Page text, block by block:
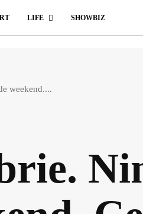
LIFE SHOWBIZ
weekend....